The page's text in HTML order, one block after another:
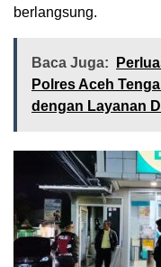
berlangsung.
Baca Juga:
Polres Aceh
dengan Layanan